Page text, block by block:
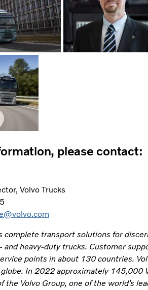
please contact:
Volvo Trucks
complete transport solutions for
and heavy-duty trucks. Customer
points in about 130 countries.
In 2022 approximately 145,000
the Volvo Group, one of the world’s